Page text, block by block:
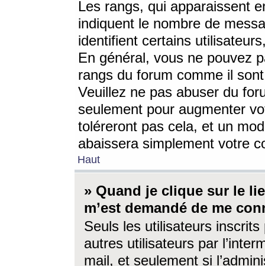
Les rangs, qui apparaissent
indiquent le nombre de
identifient certains
En général, vous ne pouvez
rangs du forum comme il
Veuillez ne pas abuser du
seulement pour augmenter
toléreront pas cela, et un
abaissera simplement votre
Haut
» Quand je clique sur le
m’est demandé de me
Seuls les utilisateurs
autres utilisateurs par
mail, et seulement si